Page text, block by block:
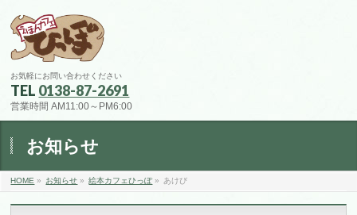
お気軽にお問い合わせください
TEL 0138-87-2691
営業時間 AM11:00～PM6:00
お知らせ
HOME » お知らせ » 絵本カフェひっぽ» あけび